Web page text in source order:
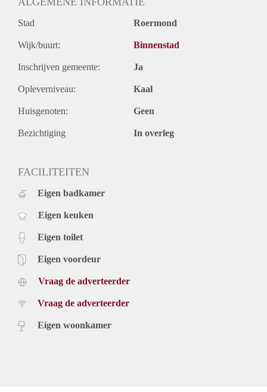
Stad Roermond
Wijk/buurt: Binnenstad
Inschrijven gemeente: Ja
Opleverniveau: Kaal
Huisgenoten: Geen
Bezichtiging In overleg
FACILITEITEN
Eigen badkamer
Eigen keuken
Eigen toilet
Eigen voordeur
Vraag de adverteerder
Vraag de adverteerder
Eigen woonkamer